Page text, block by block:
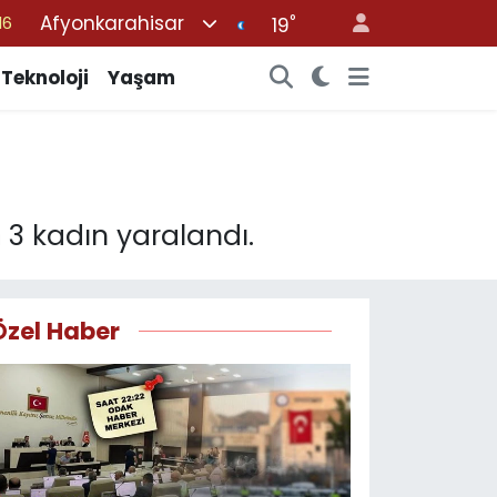
Afyonkarahisar 19°
Teknoloji Yaşam
kadın yaralandı.
Haber